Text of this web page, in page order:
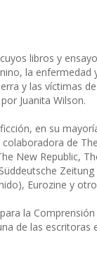
libros y
la enfermedad
y las víctimas
Juanita Wilson.
en su
de
New Republic,
Eurozine y
la
de las escritoras